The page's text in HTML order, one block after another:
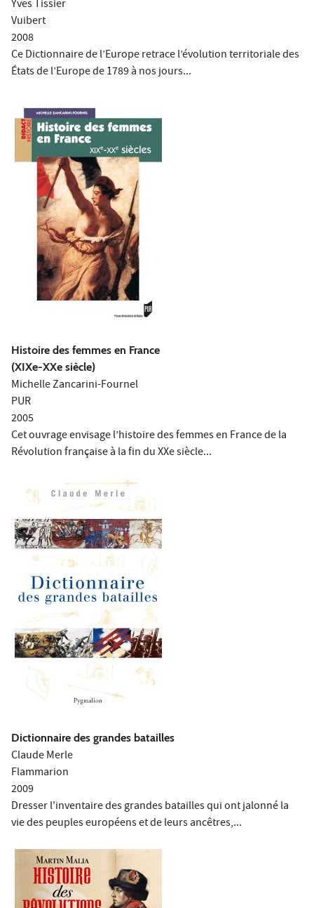
Yves Tissier
Vuibert
2008
Ce Dictionnaire de l’Europe retrace l’évolution territoriale des
États de l’Europe de 1789 à nos jours...
Histoire des femmes en France
(XIXe-XXe siècle)
Michelle Zancarini-Fournel
PUR
2005
Cet ouvrage envisage l’histoire des femmes en France de la
Révolution française à la fin du XXe siècle...
Dictionnaire des grandes batailles
Claude Merle
Flammarion
2009
Dresser l'inventaire des grandes batailles qui ont jalonné la
vie des peuples européens et de leurs ancêtres,...